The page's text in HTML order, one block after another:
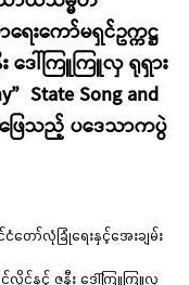
ေးကော်မရှင်ဥက္ကဋ္ဌ
ဒေါ်ကြူကြူလှ ရုရှား
State Song and
ဖြေသည့် ပဒေသာကပွဲ
ော်လုံခြုံရေးနှင့်အေးချမ်း
င်လှိုင်နှင့် ဇနီး ဒေါ်ကြူကြူလှ